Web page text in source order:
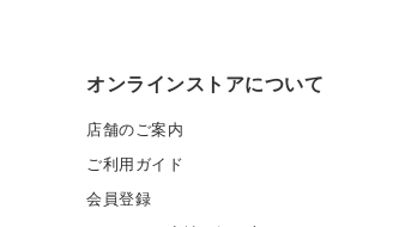
オンラインストアについて
店舗のご案内
ご利用ガイド
会員登録